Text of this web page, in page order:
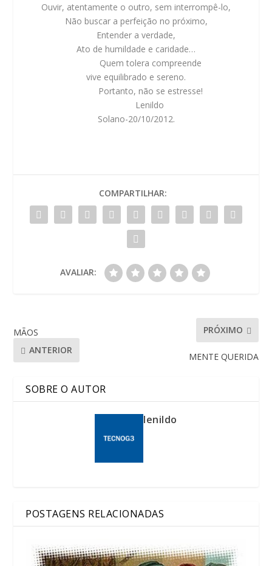
Ouvir, atentamente o outro, sem interrompê-lo,
Não buscar a perfeição no próximo,
Entender a verdade,
Ato de humildade e caridade…
Quem tolera compreende
vive equilibrado e sereno.
Portanto, não se estresse!
Lenildo
Solano-20/10/2012.
COMPARTILHAR:
AVALIAR:
MÃOS
ANTERIOR
PRÓXIMO
MENTE QUERIDA
SOBRE O AUTOR
lenildo
POSTAGENS RELACIONADAS